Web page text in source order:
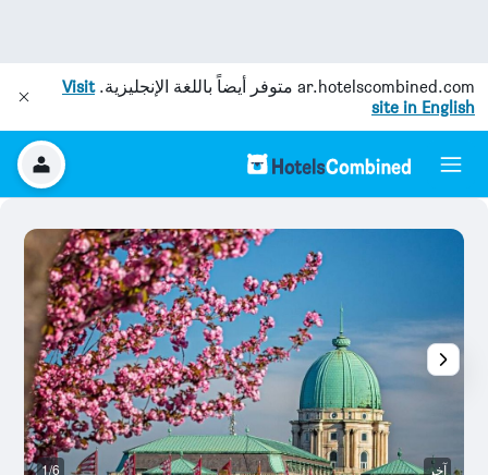
ar.hotelscombined.com متوفر أيضاً باللغة الإنجليزية.Visit
site in English
آخر 1/6